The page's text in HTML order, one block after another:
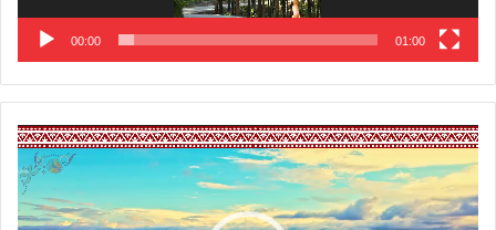
00:00 01:00
Video
Player